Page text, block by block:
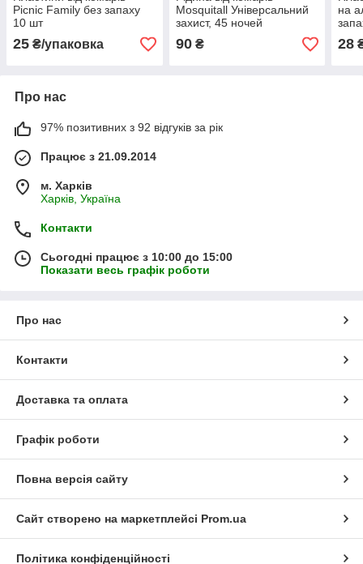
Picnic Family без запаху
10 шт
25 ₴/упаковка
Mosquitall Універсальний
захист, 45 ночей
90₴
на
28
Про нас
97% позитивних з 92 відгуків за рік
Працює з 21.09.2014
м. Харків
Харків, Україна
Контакти
Сьогодні працює з 10:00 до 15:00
Показати весь графік роботи
Про нас
Контакти
Доставка та оплата
Графік роботи
Повна версія сайту
Сайт створено на маркетплейсі Prom.ua
Політика конфіденційності